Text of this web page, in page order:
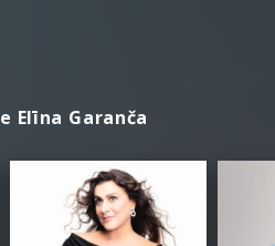
Elīna Garanča